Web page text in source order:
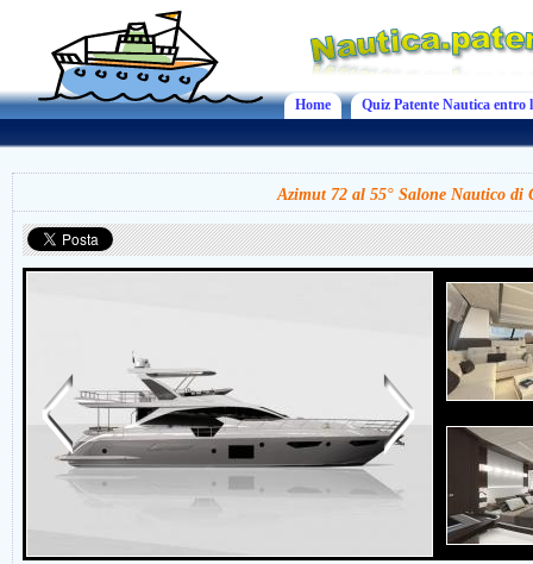
Home Quiz Patente Nautica entro
Azimut 72 al 55° Salone Nautico di